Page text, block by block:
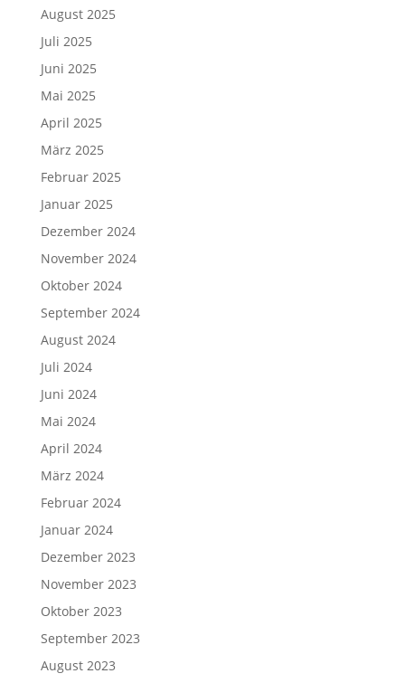
August 2025
Juli 2025
Juni 2025
Mai 2025
April 2025
März 2025
Februar 2025
Januar 2025
Dezember 2024
November 2024
Oktober 2024
September 2024
August 2024
Juli 2024
Juni 2024
Mai 2024
April 2024
März 2024
Februar 2024
Januar 2024
Dezember 2023
November 2023
Oktober 2023
September 2023
August 2023